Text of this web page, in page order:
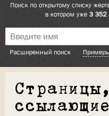
Поиск по открытому списку
в котором уже 3 352
Расширенный поиск
Страницы,